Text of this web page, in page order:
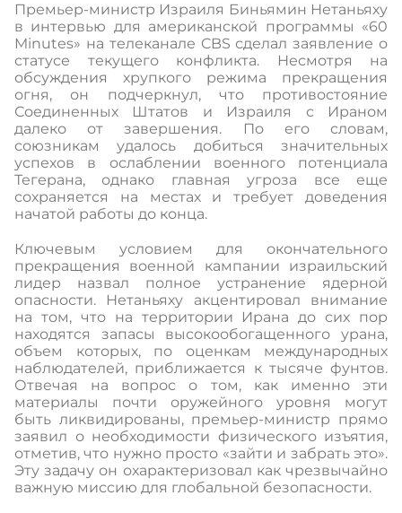
Премьер-министр Израиля Биньямин Нетаньяху
в интервью для американской программы «60
Minutes» на телеканале CBS сделал заявление о
статусе текущего конфликта. Несмотря на
обсуждения хрупкого режима прекращения
огня, он подчеркнул, что противостояние
Соединенных Штатов и Израиля с Ираном
далеко от завершения. По его словам,
союзникам удалось добиться значительных
успехов в ослаблении военного потенциала
Тегерана, однако главная угроза все еще
сохраняется на местах и требует доведения
начатой работы до конца.
Ключевым условием для окончательного
прекращения военной кампании израильский
лидер назвал полное устранение ядерной
опасности. Нетаньяху акцентировал внимание
на том, что на территории Ирана до сих пор
находятся запасы высокообогащенного урана,
объем которых, по оценкам международных
наблюдателей, приближается к тысяче фунтов.
Отвечая на вопрос о том, как именно эти
материалы почти оружейного уровня могут
быть ликвидированы, премьер-министр прямо
заявил о необходимости физического изъятия,
отметив, что нужно просто «зайти и забрать это».
Эту задачу он охарактеризовал как чрезвычайно
важную миссию для глобальной безопасности.